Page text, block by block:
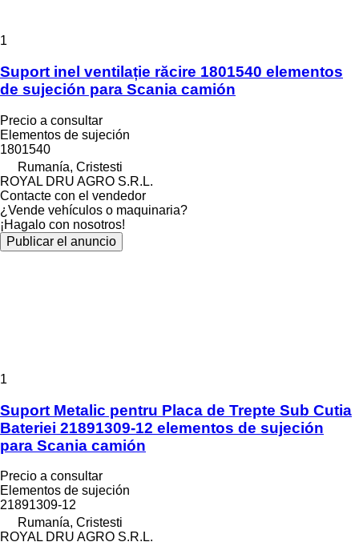
1
Suport inel ventilație răcire 1801540 elementos
de sujeción para Scania camión
Precio a consultar
Elementos de sujeción
1801540
Rumanía, Cristesti
ROYAL DRU AGRO S.R.L.
Contacte con el vendedor
¿Vende vehículos o maquinaria?
¡Hagalo con nosotros!
Publicar el anuncio
1
Suport Metalic pentru Placa de Trepte Sub Cutia
Bateriei 21891309-12 elementos de sujeción
para Scania camión
Precio a consultar
Elementos de sujeción
21891309-12
Rumanía, Cristesti
ROYAL DRU AGRO S.R.L.